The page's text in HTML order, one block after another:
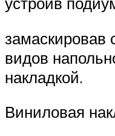
замаскировав
видов
накладкой.
Виниловая